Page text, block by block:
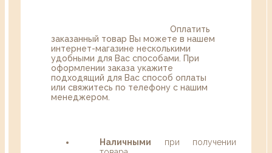
Оплатить
заказанный товар Вы можете в нашем
интернет-магазине несколькими
удобными для Вас способами. При
оформлении заказа укажите
подходящий для Вас способ оплаты
или свяжитесь по телефону с нашим
менеджером.
Наличными при получении